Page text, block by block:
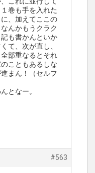
巻も手を入れた
、加えてここの
んかもうクラク
も書かんといか
て、次が直し、
部重なるとそれ
こともあるしな
まん！（セルフ
となー。
#563